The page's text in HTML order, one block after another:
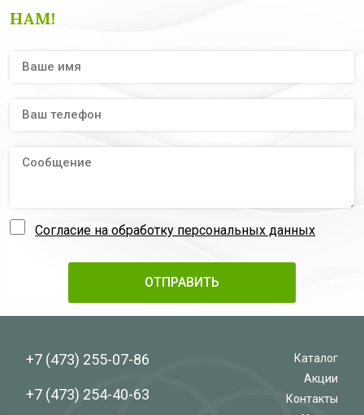
НАМ!
Согласие на обработку персональных данных
+7 (473) 255-07-86
+7 (473) 254-40-63
Каталог
Акции
Контакты